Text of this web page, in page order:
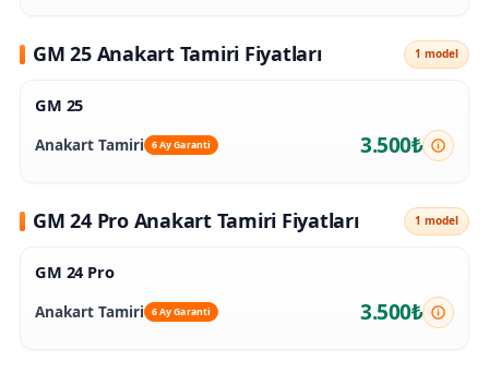
GM 25 Anakart Tamiri Fiyatları 1 model
GM 25
Anakart Tamiri 6 Ay Garanti 3.500₺
GM 24 Pro Anakart Tamiri Fiyatları 1 model
GM 24 Pro
Anakart Tamiri 6 Ay Garanti 3.500₺